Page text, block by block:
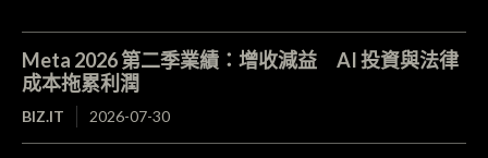
Meta 2026 第二季業績：增收減益 AI 投資與法律
成本拖累利潤
BIZ.IT 2026-07-30